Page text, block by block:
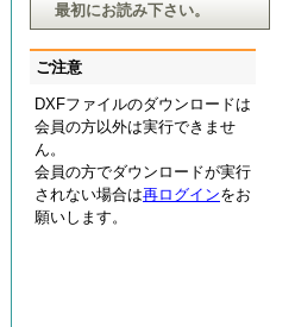
最初にお読み下さい。
ご注意
DXFファイルのダウンロードは
会員の方以外は実行できませ
ん。
会員の方でダウンロードが実行
されない場合は再ログインをお
願いします。